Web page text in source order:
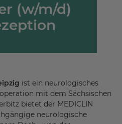
(w/m/d)
ist ein neurologisches
mit dem Sächsischen
bietet der MEDICLIN
neurologische